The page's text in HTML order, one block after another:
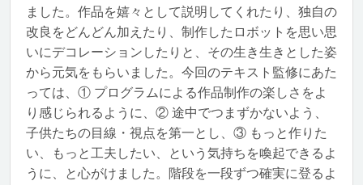
ました。作品を嬉々として説明してくれたり、独自の
改良をどんどん加えたり、制作したロボットを思い思
いにデコレーションしたりと、その生き生きとした姿
から元気をもらいました。今回のテキスト監修にあた
っては、① プログラムによる作品制作の楽しさをよ
り感じられるように、② 途中でつまずかないよう、
子供たちの目線・視点を第一とし、③ もっと作りた
い、もっと工夫したい、という気持ちを喚起できるよ
うに、と心がけました。階段を一段ずつ確実に登るよ